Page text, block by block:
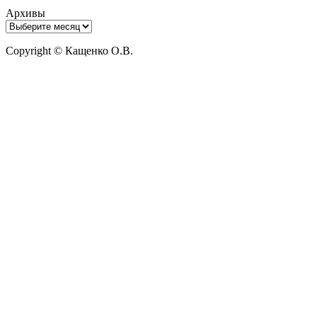
Архивы
Copyright © Кащенко О.В.